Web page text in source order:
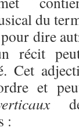
du
dire
récit
Cet
et
de
: